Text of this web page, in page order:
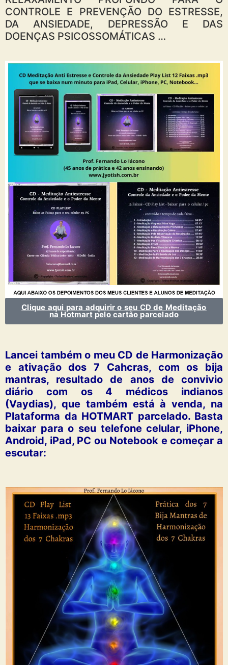
CONTROLE E PREVENÇÃO DO ESTRESSE,
DA ANSIEDADE, DEPRESSÃO E DAS
DOENÇAS PSICOSSOMÁTICAS …
Clique aqui para adquirir o seu CD de Meditação
na Hotmart pelo cartão parcelado
Lancei também o meu CD de Harmonização
e ativação dos 7 Cahcras, com os bija
mantras, resultado de anos de convivio
diário com os 4 médicos indianos
(Vaydias), que também está à venda, na
Plataforma da HOTMART parcelado. Basta
baixar para o seu telefone celular, iPhone,
Android, iPad, PC ou Notebook e começar a
escutar: